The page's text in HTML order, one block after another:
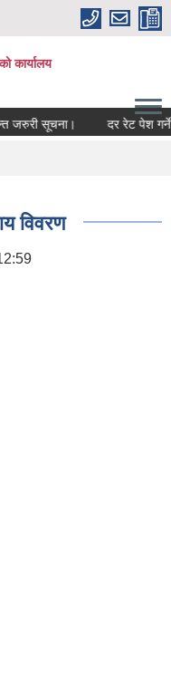
कार्यालय
जरुरी सूचना। दर रेट पेश गर्ने
विवरण